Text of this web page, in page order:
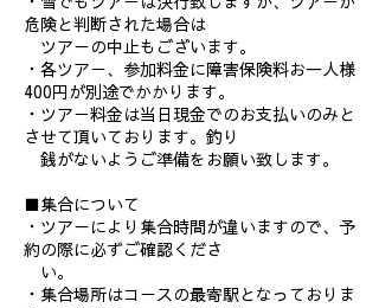
危険と判断された場合は
ツアーの中止もございます。
・各ツアー、参加料金に障害保険料お一人様
400円が別途でかかります。
・ツアー料金は当日現金でのお支払いのみと
させて頂いております。釣り
銭がないようご準備をお願い致します。
■集合について
・ツアーにより集合時間が違いますので、予
約の際に必ずご確認くださ
い。
・集合場所はコースの最寄駅となっておりま